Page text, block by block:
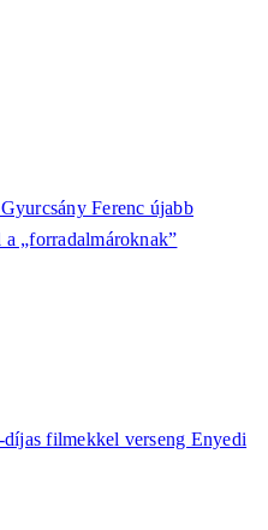
Ferenc újabb
„forradalmároknak”
filmekkel verseng Enyedi